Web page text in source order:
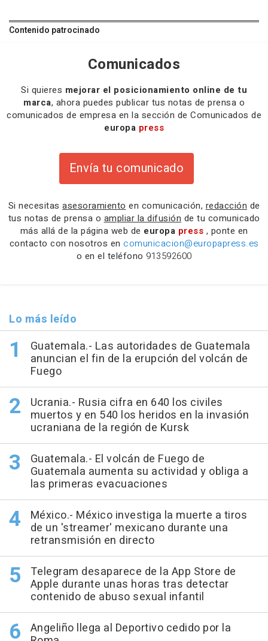
Contenido patrocinado
Comunicados
Si quieres mejorar el posicionamiento online de tu
marca, ahora puedes publicar tus notas de prensa o
comunicados de empresa en la sección de Comunicados de
europa press
Envía tu comunicado
Si necesitas asesoramiento en comunicación, redacción de
tus notas de prensa o ampliar la difusión de tu comunicado
más allá de la página web de europa press , ponte en
contacto con nosotros en comunicacion@europapress.es
o en el teléfono 913592600
Lo más leído
Guatemala.- Las autoridades de Guatemala
anuncian el fin de la erupción del volcán de
Fuego
Ucrania.- Rusia cifra en 640 los civiles
muertos y en 540 los heridos en la invasión
ucraniana de la región de Kursk
Guatemala.- El volcán de Fuego de
Guatemala aumenta su actividad y obliga a
las primeras evacuaciones
México.- México investiga la muerte a tiros
de un 'streamer' mexicano durante una
retransmisión en directo
Telegram desaparece de la App Store de
Apple durante unas horas tras detectar
contenido de abuso sexual infantil
Angeliño llega al Deportivo cedido por la